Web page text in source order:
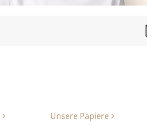
Unsere Papiere